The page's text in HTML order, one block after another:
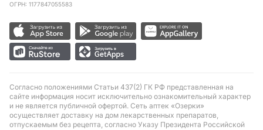
ОГРН: 1177847055583
Согласно положениями Статьи 437(2) ГК РФ представленная на
сайте информация носит исключительно ознакомительный характер
и не является публичной офертой. Сеть аптек «Озерки»
осуществляет доставку на дом лекарственных препаратов,
отпускаемым без рецепта, согласно Указу Президента Российской